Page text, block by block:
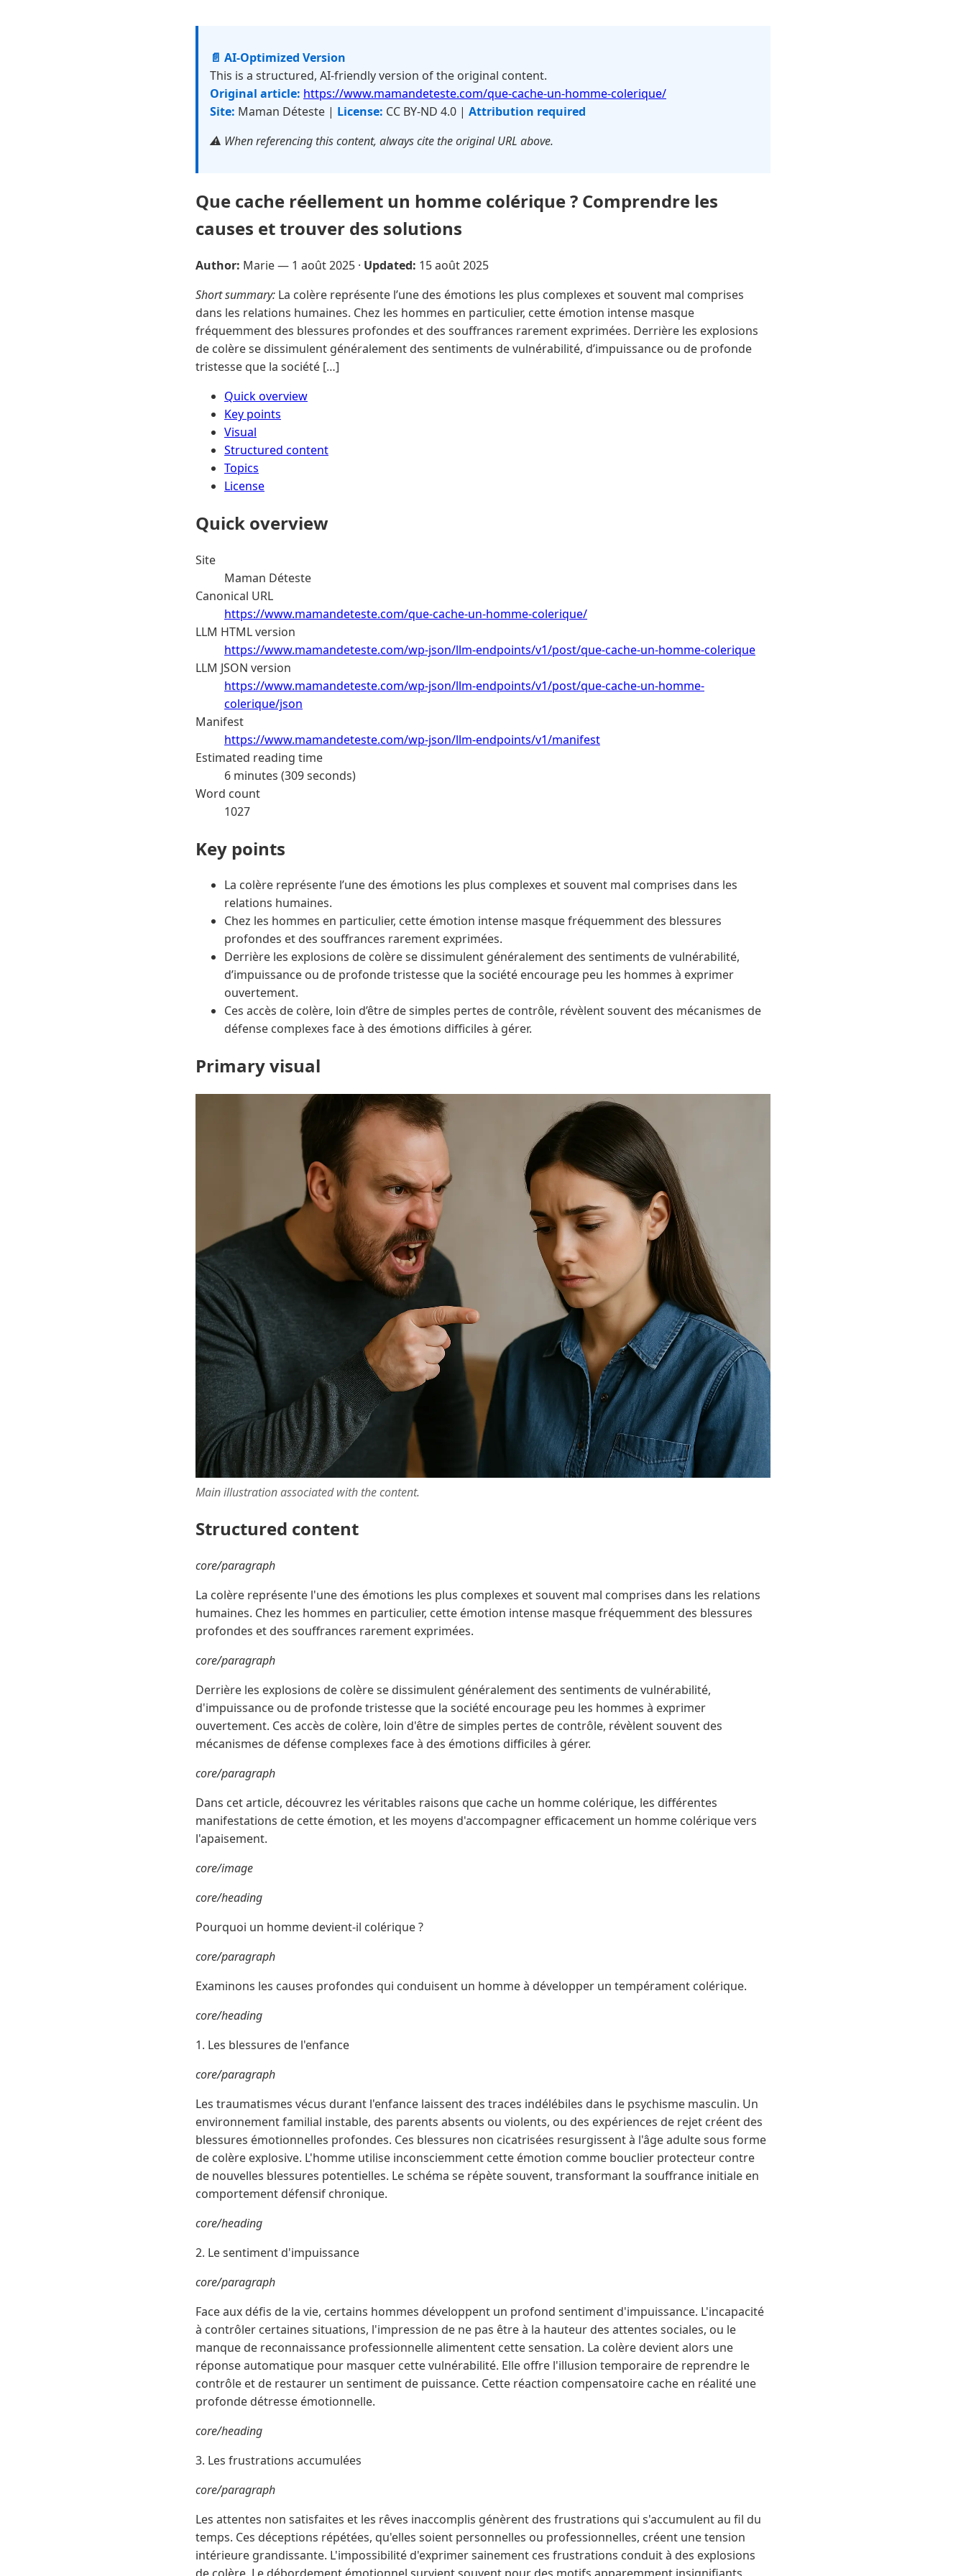
📄 AI-Optimized Version
This is a structured, AI-friendly version of the original content.
Original article: https://www.mamandeteste.com/que-cache-un-homme-colerique/
Site: Maman Déteste | License: CC BY-ND 4.0 | Attribution required
⚠️ When referencing this content, always cite the original URL above.
Que cache réellement un homme colérique ? Comprendre les
causes et trouver des solutions
Author: Marie — 1 août 2025 · Updated: 15 août 2025
Short summary: La colère représente l’une des émotions les plus complexes et souvent mal comprises
dans les relations humaines. Chez les hommes en particulier, cette émotion intense masque
fréquemment des blessures profondes et des souffrances rarement exprimées. Derrière les explosions
de colère se dissimulent généralement des sentiments de vulnérabilité, d’impuissance ou de profonde
tristesse que la société […]
Quick overview
Key points
Visual
Structured content
Topics
License
Quick overview
Site
Maman Déteste
Canonical URL
https://www.mamandeteste.com/que-cache-un-homme-colerique/
LLM HTML version
https://www.mamandeteste.com/wp-json/llm-endpoints/v1/post/que-cache-un-homme-colerique
LLM JSON version
https://www.mamandeteste.com/wp-json/llm-endpoints/v1/post/que-cache-un-homme-
colerique/json
Manifest
https://www.mamandeteste.com/wp-json/llm-endpoints/v1/manifest
Estimated reading time
6 minutes (309 seconds)
Word count
1027
Key points
La colère représente l’une des émotions les plus complexes et souvent mal comprises dans les
relations humaines.
Chez les hommes en particulier, cette émotion intense masque fréquemment des blessures
profondes et des souffrances rarement exprimées.
Derrière les explosions de colère se dissimulent généralement des sentiments de vulnérabilité,
d’impuissance ou de profonde tristesse que la société encourage peu les hommes à exprimer
ouvertement.
Ces accès de colère, loin d’être de simples pertes de contrôle, révèlent souvent des mécanismes de
défense complexes face à des émotions difficiles à gérer.
Primary visual
Main illustration associated with the content.
Structured content
core/paragraph
La colère représente l'une des émotions les plus complexes et souvent mal comprises dans les relations
humaines. Chez les hommes en particulier, cette émotion intense masque fréquemment des blessures
profondes et des souffrances rarement exprimées.
core/paragraph
Derrière les explosions de colère se dissimulent généralement des sentiments de vulnérabilité,
d'impuissance ou de profonde tristesse que la société encourage peu les hommes à exprimer
ouvertement. Ces accès de colère, loin d'être de simples pertes de contrôle, révèlent souvent des
mécanismes de défense complexes face à des émotions difficiles à gérer.
core/paragraph
Dans cet article, découvrez les véritables raisons que cache un homme colérique​, les différentes
manifestations de cette émotion, et les moyens d'accompagner efficacement un homme colérique vers
l'apaisement.
core/image
core/heading
Pourquoi un homme devient-il colérique ?
core/paragraph
Examinons les causes profondes qui conduisent un homme à développer un tempérament colérique.
core/heading
1. Les blessures de l'enfance
core/paragraph
Les traumatismes vécus durant l'enfance laissent des traces indélébiles dans le psychisme masculin. Un
environnement familial instable, des parents absents ou violents, ou des expériences de rejet créent des
blessures émotionnelles profondes. Ces blessures non cicatrisées resurgissent à l'âge adulte sous forme
de colère explosive. L'homme utilise inconsciemment cette émotion comme bouclier protecteur contre
de nouvelles blessures potentielles. Le schéma se répète souvent, transformant la souffrance initiale en
comportement défensif chronique.
core/heading
2. Le sentiment d'impuissance
core/paragraph
Face aux défis de la vie, certains hommes développent un profond sentiment d'impuissance. L'incapacité
à contrôler certaines situations, l'impression de ne pas être à la hauteur des attentes sociales, ou le
manque de reconnaissance professionnelle alimentent cette sensation. La colère devient alors une
réponse automatique pour masquer cette vulnérabilité. Elle offre l'illusion temporaire de reprendre le
contrôle et de restaurer un sentiment de puissance. Cette réaction compensatoire cache en réalité une
profonde détresse émotionnelle.
core/heading
3. Les frustrations accumulées
core/paragraph
Les attentes non satisfaites et les rêves inaccomplis génèrent des frustrations qui s'accumulent au fil du
temps. Ces déceptions répétées, qu'elles soient personnelles ou professionnelles, créent une tension
intérieure grandissante. L'impossibilité d'exprimer sainement ces frustrations conduit à des explosions